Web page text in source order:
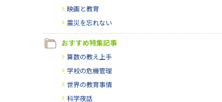
映画と教育
震災を忘れない
おすすめ特集記事
算数の教え上手
学校の危機管理
世界の教育事情
科学夜話